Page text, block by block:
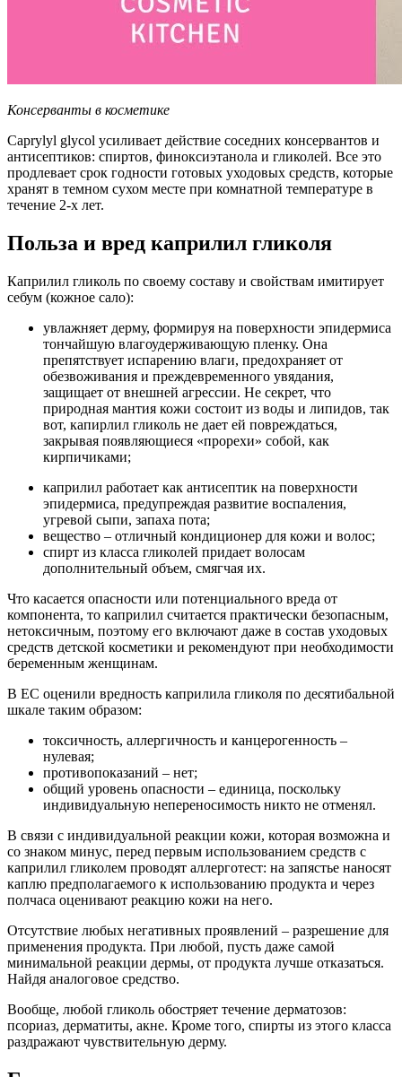
Консерванты в косметике
Caprylyl glycol усиливает действие соседних консервантов и
антисептиков: спиртов, финоксиэтанола и гликолей. Все это
продлевает срок годности готовых уходовых средств, которые
хранят в темном сухом месте при комнатной температуре в
течение 2-х лет.
Польза и вред каприлил гликоля
Каприлил гликоль по своему составу и свойствам имитирует
себум (кожное сало):
увлажняет дерму, формируя на поверхности эпидермиса
тончайшую влагоудерживающую пленку. Она
препятствует испарению влаги, предохраняет от
обезвоживания и преждевременного увядания,
защищает от внешней агрессии. Не секрет, что
природная мантия кожи состоит из воды и липидов, так
вот, капирлил гликоль не дает ей повреждаться,
закрывая появляющиеся «прорехи» собой, как
кирпичиками;
каприлил работает как антисептик на поверхности
эпидермиса, предупреждая развитие воспаления,
угревой сыпи, запаха пота;
вещество – отличный кондиционер для кожи и волос;
спирт из класса гликолей придает волосам
дополнительный объем, смягчая их.
Что касается опасности или потенциального вреда от
компонента, то каприлил считается практически безопасным,
нетоксичным, поэтому его включают даже в состав уходовых
средств детской косметики и рекомендуют при необходимости
беременным женщинам.
В ЕС оценили вредность каприлила гликоля по десятибальной
шкале таким образом:
токсичность, аллергичность и канцерогенность –
нулевая;
противопоказаний – нет;
общий уровень опасности – единица, поскольку
индивидуальную непереносимость никто не отменял.
В связи с индивидуальной реакции кожи, которая возможна и
со знаком минус, перед первым использованием средств с
каприлил гликолем проводят аллерготест: на запястье наносят
каплю предполагаемого к использованию продукта и через
полчаса оценивают реакцию кожи на него.
Отсутствие любых негативных проявлений – разрешение для
применения продукта. При любой, пусть даже самой
минимальной реакции дермы, от продукта лучше отказаться.
Найдя аналоговое средство.
Вообще, любой гликоль обостряет течение дерматозов:
псориаз, дерматиты, акне. Кроме того, спирты из этого класса
раздражают чувствительную дерму.